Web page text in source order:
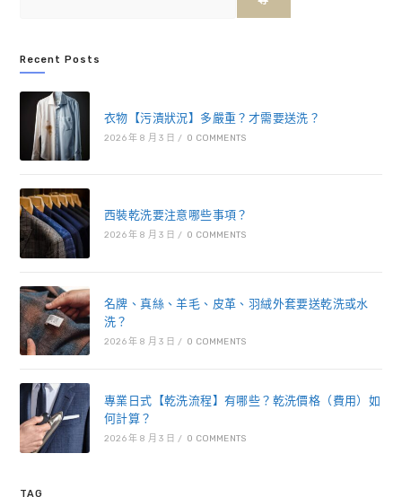
Recent Posts
衣物【污漬狀況】多嚴重？才需要送洗？
2026 年 8 月 3 日 / 0 COMMENTS
西裝乾洗要注意哪些事項？
2026 年 8 月 3 日 / 0 COMMENTS
名牌、真絲、羊毛、皮革、羽絨外套要送乾洗或水
洗？
2026 年 8 月 3 日 / 0 COMMENTS
專業日式【乾洗流程】有哪些？乾洗價格（費用）如
何計算？
2026 年 8 月 3 日 / 0 COMMENTS
TAG